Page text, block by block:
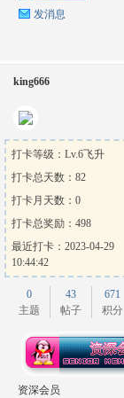
发消息
king666
打卡等级：Lv.6飞升
打卡总天数：82
打卡月天数：0
打卡总奖励：498
最近打卡：2023-04-29
10:44:42
0
主题
43
帖子
671
积分
资深会员